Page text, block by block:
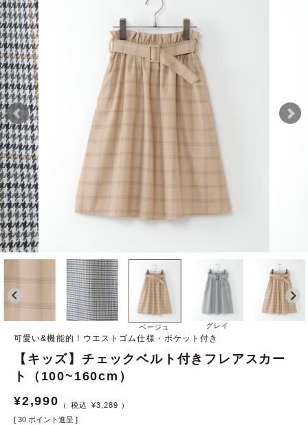
ベージュ グレイ
可愛い&機能的！ウエストゴム仕様・ポケット付き
【キッズ】チェックベルト付きフレアスカー
ト（100~160cm）
¥2,990 ¥3,289
[ 30 ポイント進呈 ]